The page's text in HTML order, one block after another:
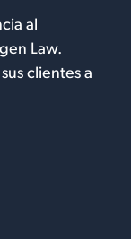
al
Law.
clientes a